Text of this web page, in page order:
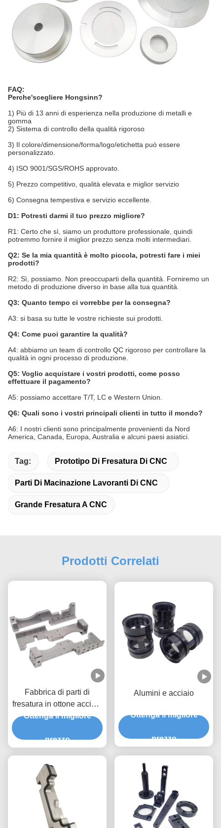
FAQ:
Perche'scegliere Hongsinn?
1) Più di 13 anni di esperienza nella produzione di metalli e
gomma
2) Sistema di controllo della qualità rigoroso
3) Il colore/dimensione/forma/logo/etichetta può essere
personalizzato.
4) ISO 9001/SGS/ROHS approvato.
5) Prezzo competitivo, qualità elevata e miglior servizio
6) Consegna tempestiva e servizio eccellente.
D1: Potresti darmi il tuo prezzo migliore?
R1: Certo che sì, siamo un produttore professionale, quindi
potremmo fornire il miglior prezzo senza molti intermediari.
Q2: Se la mia quantità è molto piccola, potresti fare i miei
prodotti?
R2: Sì, possiamo. Non preoccuparti della quantità. Forniremo un
metodo di produzione diverso in base alla tua quantità.
Q3: Quanto tempo ci vorrebbe per la consegna?
A3: si basa su tutte le vostre richieste sui prodotti.
Q4: Come puoi garantire la qualità?
A4: abbiamo un team di controllo QC rigoroso per controllare la
qualità in ogni processo di produzione.
Q5: Voglio acquistare i vostri prodotti, come posso
effettuare il pagamento?
A5: possiamo accettare T/T, LC e Western Union.
Q6: Quali sono i vostri principali clienti in tutto il mondo?
A6: I nostri clienti sono principalmente provenienti da Nord
America, Canada, Europa, Australia e alcuni paesi asiatici.
Tag: Prototipo Di Fresatura Di CNC
Parti Di Macinazione Lavoranti Di CNC
Grande Fresatura A CNC
Prodotti Correlati
Fabbrica di parti di
fresatura in ottone acciaio
alluminio CNC Parti di
Ottenga il migliore
prezzo
Alumini e acciaio
Ottenga il migliore
prezzo